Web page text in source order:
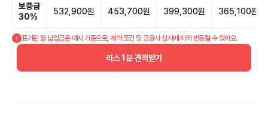
보증금
30%
532,900원 453,700원 399,300원 365,100원
표기된 월 납입금은 예시 기준으로, 계약 조건 및 금융사 심사에 따라 변동될 수 있어요.
리스 1분 견적받기